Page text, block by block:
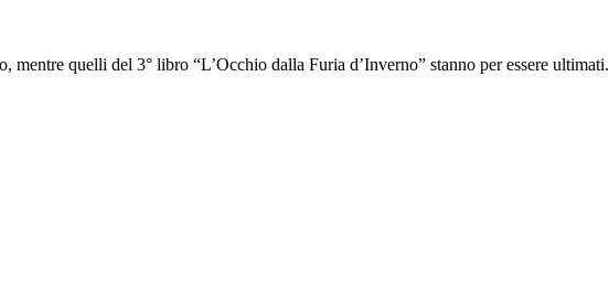
quelli del 3° libro “L’Occhio dalla Furia d’Inverno” stanno per essere ultimati.